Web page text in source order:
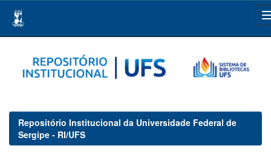
navigation
Repositório Institucional da Universidade Federal de
Sergipe - RI/UFS